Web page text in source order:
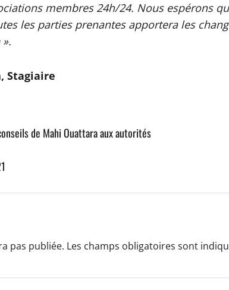
membres 24h/24. Nous espérons
les parties prenantes apportera les
Stagiaire
de Mahi Ouattara aux autorités
pas publiée. Les champs obligatoires sont